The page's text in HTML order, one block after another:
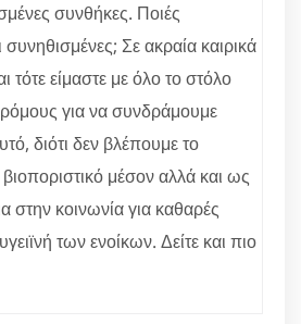
συνθήκες. Ποιές
συνηθισμένες; Σε ακραία καιρικά
τότε είμαστε με όλο το στόλο
για να συνδράμουμε
διότι δεν βλέπουμε το
μέσον αλλά και ως
στην κοινωνία για καθαρές
των ενοίκων. Δείτε και πιο